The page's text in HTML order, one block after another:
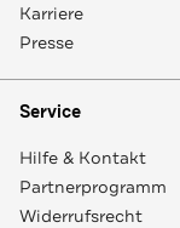
Karriere
Presse
Service
Hilfe & Kontakt
Partnerprogramm
Widerrufsrecht